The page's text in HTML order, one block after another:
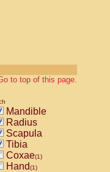
to top of this page.
Mandible
Radius
Scapula
Tibia
Coxae(1)
Hand(1)